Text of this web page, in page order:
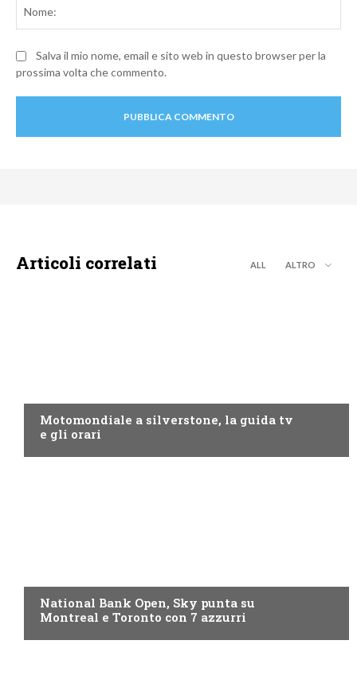
Salva il mio nome, email e sito web in questo browser per la
prossima volta che commento.
Articoli correlati ALL ALTRO
Motomondiale a silverstone, la guida tv
e gli orari
National Bank Open, Sky punta su
Montreal e Toronto con 7 azzurri